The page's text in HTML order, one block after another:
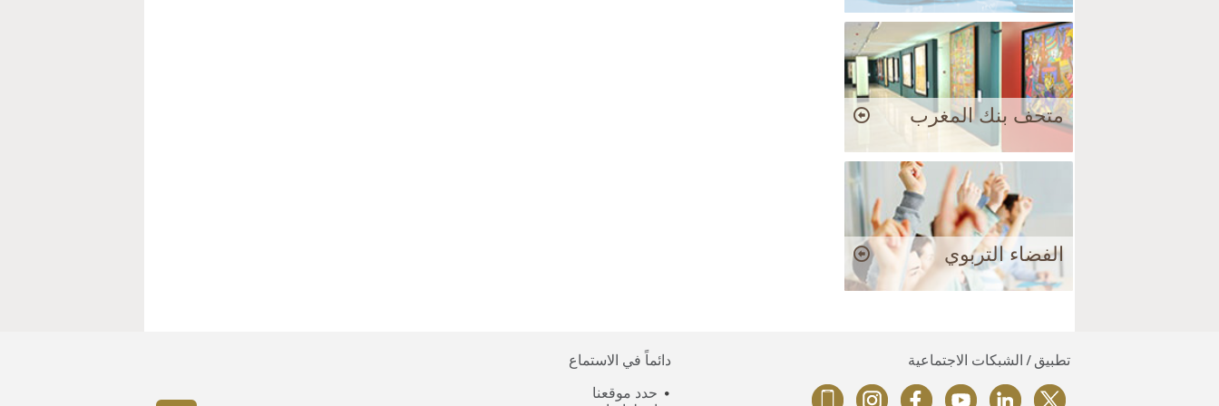
متحف بنك المغرب
الفضاء التربوي
تطبيق / الشبكات الاجتماعية دائماً في الاستماع
حدد موقعنا